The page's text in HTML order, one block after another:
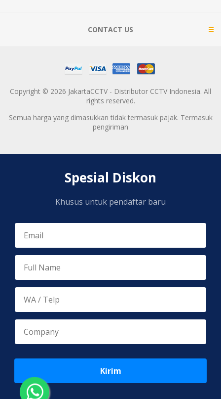
CONTACT US
Copyright © 2026 JakartaCCTV - Distributor CCTV Indonesia. All
rights reserved.
Semua harga yang dimasukkan tidak termasuk pajak. Termasuk
pengiriman
Spesial Diskon
Khusus untuk pendaftar baru
Kirim